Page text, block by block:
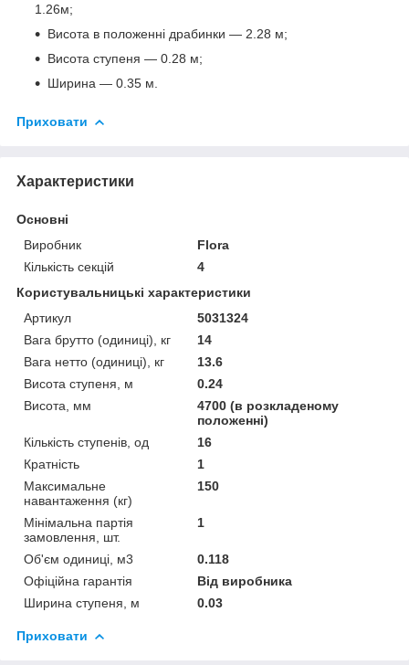
1.26м;
Висота в положенні драбинки — 2.28 м;
Висота ступеня — 0.28 м;
Ширина — 0.35 м.
Приховати
Характеристики
Основні
Виробник
Flora
Кількість секцій
4
Користувальницькі характеристики
Артикул
5031324
Вага брутто (одиниці), кг
14
Вага нетто (одиниці), кг
13.6
Висота ступеня, м
0.24
Висота, мм
4700 (в розкладеному
положенні)
Кількість ступенів, од
16
Кратність
1
Максимальне
навантаження (кг)
150
Мінімальна партія
замовлення, шт.
1
Об'єм одиниці, м3
0.118
Офіційна гарантія
Від виробника
Ширина ступеня, м
0.03
Приховати